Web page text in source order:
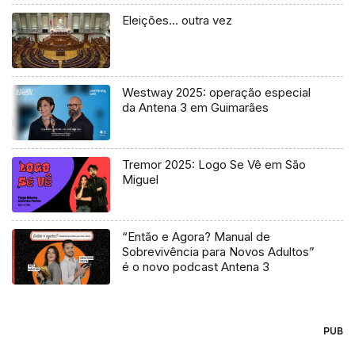
Eleições… outra vez
Westway 2025: operação especial
da Antena 3 em Guimarães
Tremor 2025: Logo Se Vê em São
Miguel
“Então e Agora? Manual de
Sobrevivência para Novos Adultos”
é o novo podcast Antena 3
PUB